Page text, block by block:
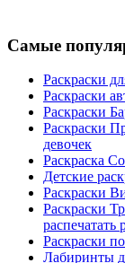
Самые
Раскраски
Раскраски
Раскраски
Раскраски
девочек
Раскраска
Детские
Раскраски
Раскраски
распечатать
Раскраски
Лабиринты